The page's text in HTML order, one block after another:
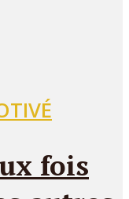
fois